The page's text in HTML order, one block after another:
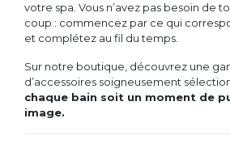
votre spa. Vous n’avez pas besoin de
coup : commencez par ce qui
et complétez au fil du temps.
Sur notre boutique, découvrez une
d’accessoires soigneusement
chaque bain soit un moment de
image.